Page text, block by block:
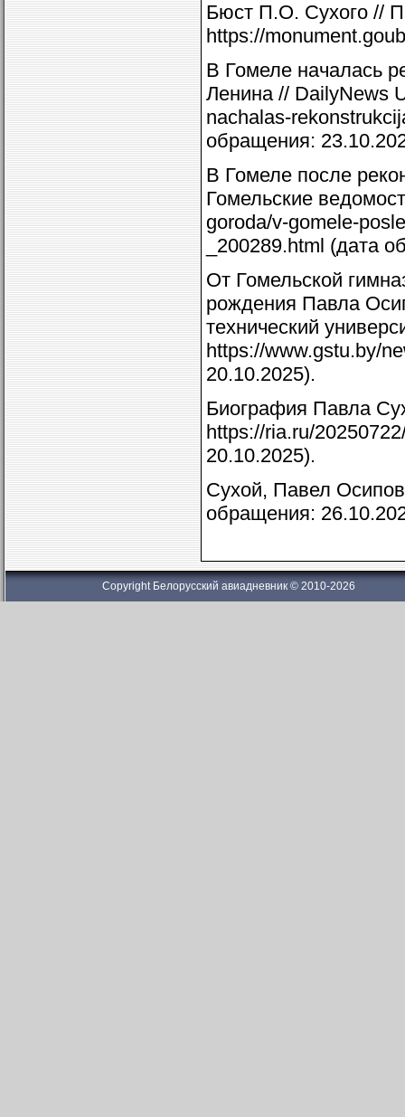
Бюст П.О. Сухого //
https://
В Гомеле началась
Ленина // DailyNews
nachalas-
обращения:
В Гомеле после
Гомельские
goroda/v-gomele-
_200289.html (дата
От Гомельской
рождения Павла
технический
https://www.gstu.by/
20.10.2025).
Биография Павла
https://ria.ru/
20.10.2025).
Сухой, Павел
обращения:
Copyright Белорусский авиадневник © 2010-2026